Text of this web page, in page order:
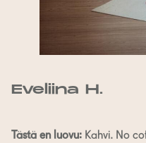
Eveliina H.
Tästä en luovu: Kahvi. No